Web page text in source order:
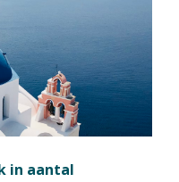
in aantal